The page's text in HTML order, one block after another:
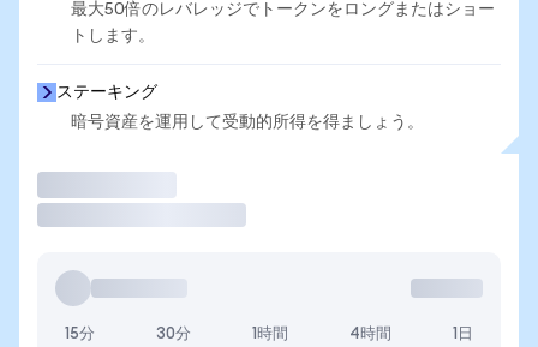
最大50倍のレバレッジでトークンをロングまたはショー
トします。
ステーキング
暗号資産を運用して受動的所得を得ましょう。
15分 30分 1時間 4時間 1日